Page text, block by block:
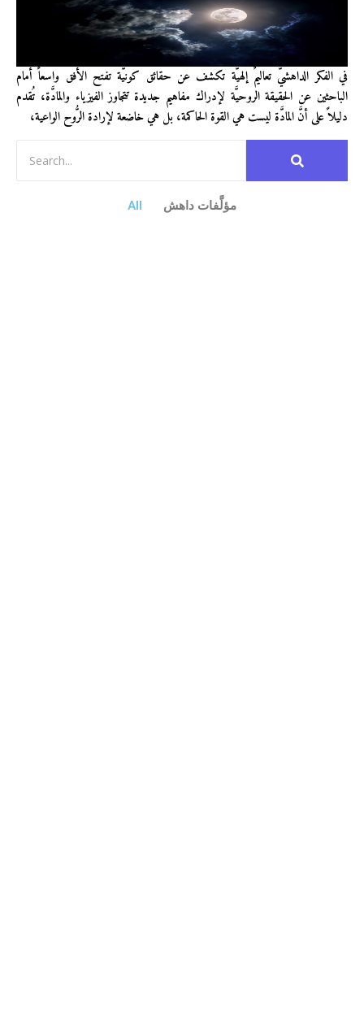
في الفكر الداهشيّ تعاليمٌ إلهيَّة تكشف عن حقائق كونيَّة تفتح الأفق واسعاً أمام
الباحثين عن الحقيقة الروحيَّة لإدراك مفاهيم جديدة تتجاوز الفيزياء والمادَّة، تُقدم
دليلاً على أنَّ المادَّة ليست هي القوة الحاكمة، بل هي خاضعة لإرادة الرُّوح الواعية،
All مؤلَّفات داهش